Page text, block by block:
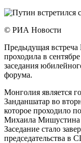
© РИА Новости
Предыдущая
проходила в
заседания
форума.
Монголия является
Занданшатар во
которое проходило
Михаила Мишустина
Заседание стало
председательства